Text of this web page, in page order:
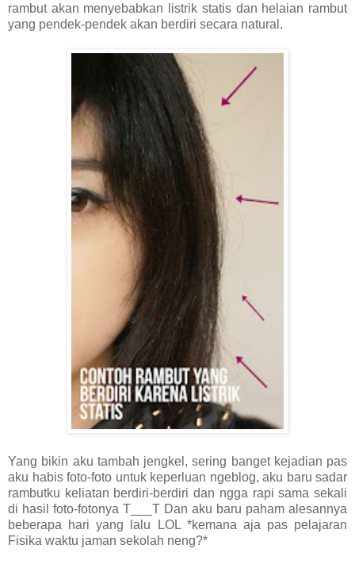
rambut akan menyebabkan listrik statis dan helaian rambut
yang pendek-pendek akan berdiri secara natural.
Yang bikin aku tambah jengkel, sering banget kejadian pas
aku habis foto-foto untuk keperluan ngeblog, aku baru sadar
rambutku keliatan berdiri-berdiri dan ngga rapi sama sekali
di hasil foto-fotonya T___T Dan aku baru paham alesannya
beberapa hari yang lalu LOL *kemana aja pas pelajaran
Fisika waktu jaman sekolah neng?*